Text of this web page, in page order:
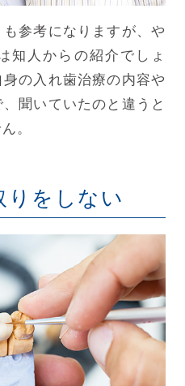
参考になりますが、や
知人からの紹介でしょ
の入れ歯治療の内容や
聞いていたのと違うと
。
をしない